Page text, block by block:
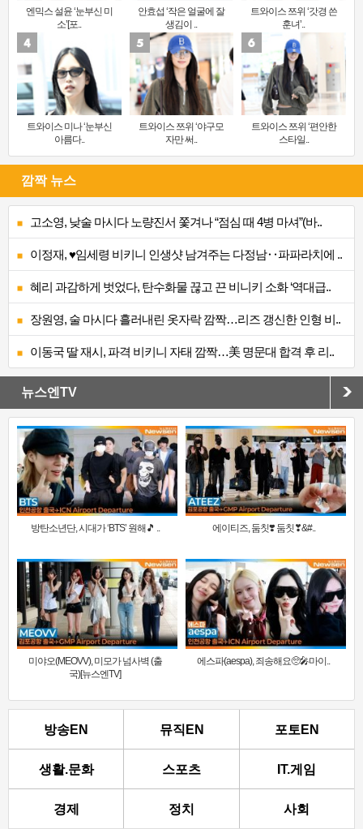
엔믹스 설윤 ‘눈부신 미
소’[포..
안효섭 ‘작은 얼굴에 잘
생김이 ..
트와이스 쯔위 ‘갓경 쓴
훈녀’..
트와이스 미나 ‘눈부신
아름다..
트와이스 쯔위 ‘야구모
자만 써..
트와이스 쯔위 ‘편안한
스타일..
깜짝 뉴스
고소영, 낮술 마시다 노량진서 쫓겨나 “점심 때 4병 마셔”(바..
이정재, ♥임세령 비키니 인생샷 남겨주는 다정남‥파파라치에 ..
혜리 과감하게 벗었다, 탄수화물 끊고 끈 비니키 소화 ‘역대급..
장원영, 술 마시다 흘러내린 옷자락 깜짝…리즈 갱신한 인형 비..
이동국 딸 재시, 파격 비키니 자태 깜짝…美 명문대 합격 후 리..
뉴스엔TV
방탄소년단, 시대가 ‘BTS’ 원해🎵 .. 에이티즈, 둠칫❣️ 둠칫❣&#..
미야오(MEOVV), 미모가 넘사벽 (출
국)[뉴스엔TV]
에스파(aespa), 죄송해요🥺🎤마이..
방송EN 뮤직EN 포토EN
생활.문화 스포츠 IT.게임
경제 정치 사회